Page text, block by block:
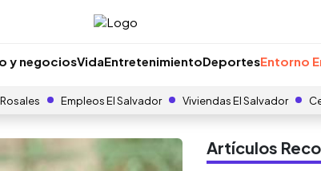
y negociosVidaEntretenimientoDeportesEntorno
Empleos El Salvador Viviendas El Salvador
Artículos